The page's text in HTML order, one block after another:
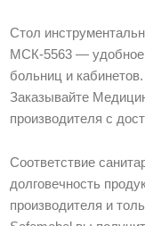
Стол
МСК-5563 — удобное
больниц и
Заказывайте
производителя с
Соответствие
долговечность
производителя и